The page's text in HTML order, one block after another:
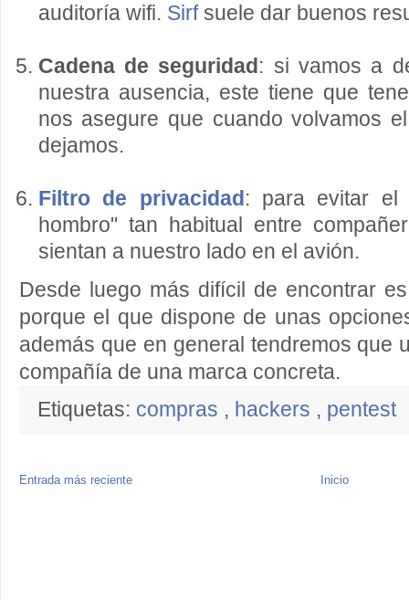
auditoría wifi. Sirfsuele dar buenos
Cadena de seguridad : si vamos a
nuestra ausencia, este tiene que
nos asegure que cuando volvamos
dejamos.
Filtro de privacidad : para evitar el
hombro" tan habitual entre
sientan a nuestro lado en el avión.
Desde luego más difícil de encontrar
porque el que dispone de unas
además que en general tendremos que
compañía de una marca concreta.
Etiquetas: compras , hackers , pentest
Entrada más reciente Inicio